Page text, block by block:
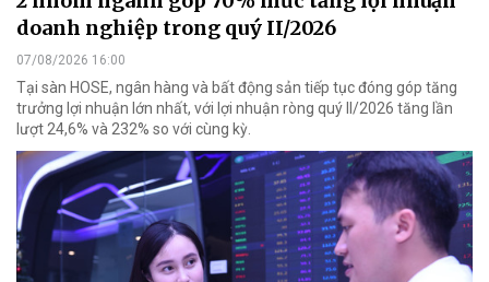
doanh nghiệp trong quý II/2026
07/08/2026 16:00
Tại sàn HOSE, ngân hàng và bất động sản tiếp tục đóng góp tăng
trưởng lợi nhuận lớn nhất, với lợi nhuận ròng quý II/2026 tăng lần
lượt 24,6% và 232% so với cùng kỳ.